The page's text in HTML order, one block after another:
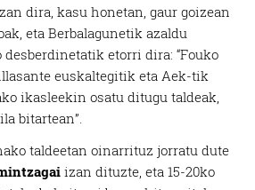
dira, kasu honetan, gaur goizean
eta Berbalagunetik azaldu
etorri dira: “Fouko
euskaltegitik eta Aek-tik
ikasleekin osatu ditugu taldeak,
bitartean”.
taldeetan oinarrituz jorratu dute
izan dituzte, eta 15-20ko